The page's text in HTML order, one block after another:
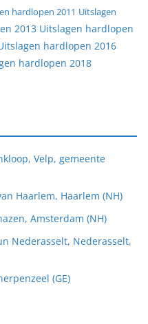
hardlopen 2011 Uitslagen
2013 Uitslagen hardlopen
hardlopen 2016
hardlopen 2018
Velp, gemeente
Haarlem, Haarlem (NH)
Amsterdam (NH)
Nederasselt, Nederasselt,
(GE)